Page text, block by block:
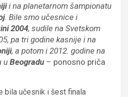
i na planetarnom šampionatu
. Bile smo učesnice i
2004, sudile na Svetskom
pa tri godine kasnije i na
, a potom i 2012. godine na
uBeogradu – ponosno priča
bila učesnik i šest finala